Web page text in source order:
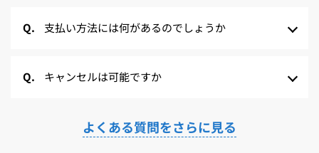
支払い方法には何があるのでしょうか
キャンセルは可能ですか
よくある質問をさらに見る